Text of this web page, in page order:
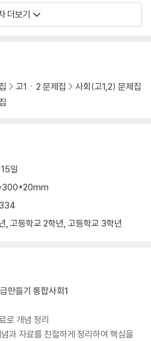
한 노력
식
더보기
고1ㆍ2 문제집
사회(고1,2) 문제집
일
, 고등학교 2학년, 고등학교 3학년
만들기 통합사회1
로 개념 정리
과 자료를 친절하게 정리하여 핵심을